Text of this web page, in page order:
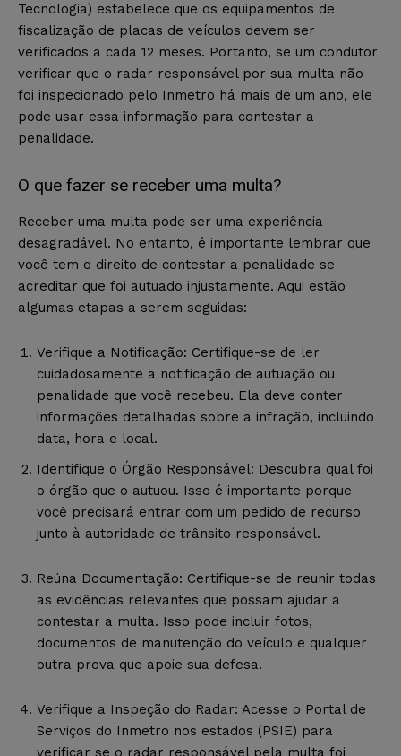
Tecnologia) estabelece que os equipamentos de
fiscalização de placas de veículos devem ser
verificados a cada 12 meses. Portanto, se um condutor
verificar que o radar responsável por sua multa não
foi inspecionado pelo Inmetro há mais de um ano, ele
pode usar essa informação para contestar a
penalidade.
O que fazer se receber uma multa?
Receber uma multa pode ser uma experiência
desagradável. No entanto, é importante lembrar que
você tem o direito de contestar a penalidade se
acreditar que foi autuado injustamente. Aqui estão
algumas etapas a serem seguidas:
Verifique a Notificação: Certifique-se de ler
cuidadosamente a notificação de autuação ou
penalidade que você recebeu. Ela deve conter
informações detalhadas sobre a infração, incluindo
data, hora e local.
Identifique o Órgão Responsável: Descubra qual foi
o órgão que o autuou. Isso é importante porque
você precisará entrar com um pedido de recurso
junto à autoridade de trânsito responsável.
Reúna Documentação: Certifique-se de reunir todas
as evidências relevantes que possam ajudar a
contestar a multa. Isso pode incluir fotos,
documentos de manutenção do veículo e qualquer
outra prova que apoie sua defesa.
Verifique a Inspeção do Radar: Acesse o Portal de
Serviços do Inmetro nos estados (PSIE) para
verificar se o radar responsável pela multa foi